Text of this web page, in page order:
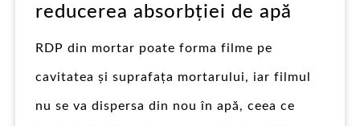
reducerea absorbției de apă
RDP din mortar poate forma filme pe
cavitatea și suprafața mortarului, iar filmul
nu se va dispersa din nou în apă, ceea ce